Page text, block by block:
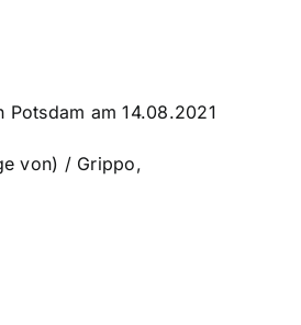
Potsdam am 14.08.2021
von) / Grippo,